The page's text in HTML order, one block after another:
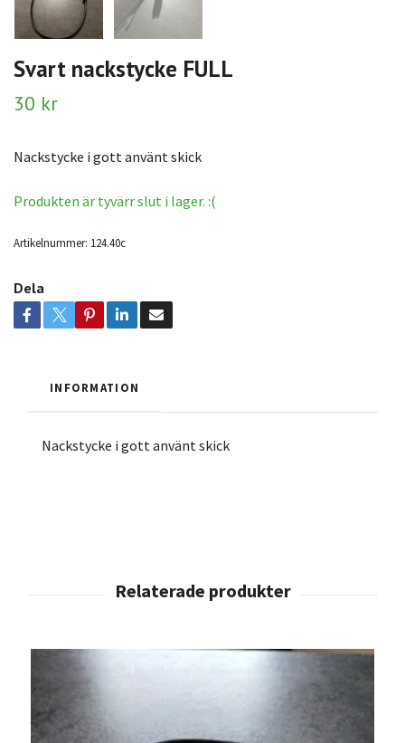
Svart nackstycke FULL
30 kr
Nackstycke i gott använt skick
Produkten är tyvärr slut i lager. :(
Artikelnummer: 124.40c
Dela
INFORMATION
Nackstycke i gott använt skick